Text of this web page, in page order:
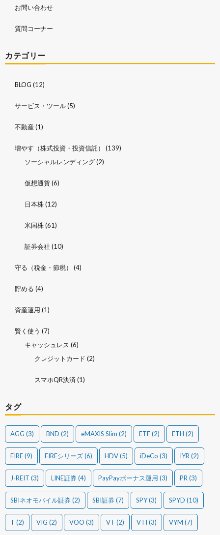
お問い合わせ
質問コーナー
カテゴリー
BLOG (12)
サービス・ツール(5)
不動産(1)
増やす（株式投資・投資信託）
(139)
ソーシャルレンディング(2)
仮想通貨(6)
日本株(12)
米国株(61)
証券会社 (10)
守る（税金・節税） (4)
貯める (4)
資産運用 (1)
賢く使う (7)
キャッシュレス (6)
クレジットカード (2)
スマホQR決済 (1)
タグ
AGG (3) BND (2) eMAXIS Slim (2) ETF(2) ETH (2)
FIRE(9) FIREシリーズ(6) HDV(5) iDeCo (3) IYR (2)
J-REIT (3) LINE証券(4) PayPayボーナス運用 (3) PR (3)
SBIネオモバイル証券(2) SBI証券(7) SPY(3) SPYD (10)
T (2) VIG (2) VOO (3) VT (2) VTI (3) VYM (7)